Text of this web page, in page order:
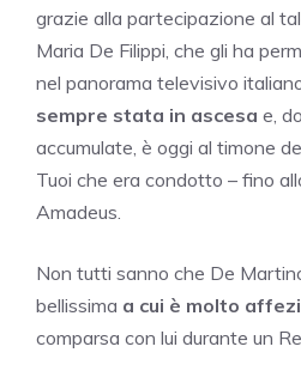
grazie alla partecipazione al
Maria De Filippi, che gli ha
nel panorama televisivo
sempre stata in ascesa e,
accumulate, è oggi al timone
Tuoi che era condotto – fino
Amadeus.
Non tutti sanno che De
bellissima a cui è molto
comparsa con lui durante un